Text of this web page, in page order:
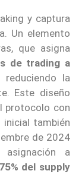
y captura
Un elemento
que asigna
de trading a
reduciendo la
Este diseño
protocolo con
inicial también
de 2024
asignación a
75% del supply